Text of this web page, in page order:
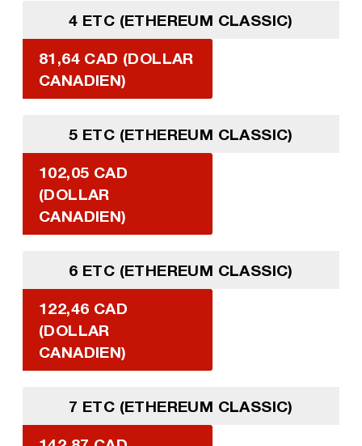
4 ETC (ETHEREUM CLASSIC)
81,64 CAD (DOLLAR
CANADIEN)
5 ETC (ETHEREUM CLASSIC)
102,05 CAD
(DOLLAR
CANADIEN)
6 ETC (ETHEREUM CLASSIC)
122,46 CAD
(DOLLAR
CANADIEN)
7 ETC (ETHEREUM CLASSIC)